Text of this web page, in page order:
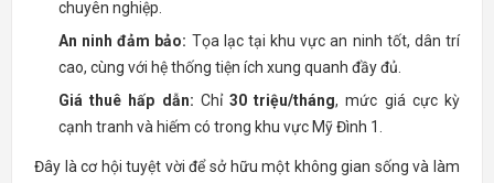
chuyên nghiệp.
An ninh đảm bảo: Tọa lạc tại khu vực an ninh tốt, dân trí
cao, cùng với hệ thống tiện ích xung quanh đầy đủ.
Giá thuê hấp dẫn: Chỉ30 triệu/tháng, mức giá cực kỳ
cạnh tranh và hiếm có trong khu vực Mỹ Đình 1.
Đây là cơ hội tuyệt vời để sở hữu một không gian sống và làm